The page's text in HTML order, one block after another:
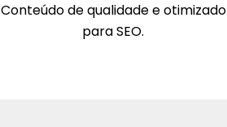
Conteúdo de qualidade e otimizado
para SEO.